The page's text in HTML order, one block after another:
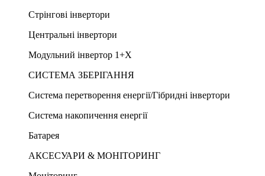
Стрінгові інвертори
Центральні інвертори
Модульний інвертор 1+X
СИСТЕМА ЗБЕРІГАННЯ
Система перетворення енергії/Гібридні інвертори
Система накопичення енергії
Батарея
АКСЕСУАРИ & МОНІТОРИНГ